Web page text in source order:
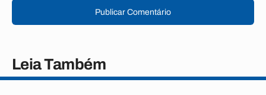
Publicar Comentário
Leia Também